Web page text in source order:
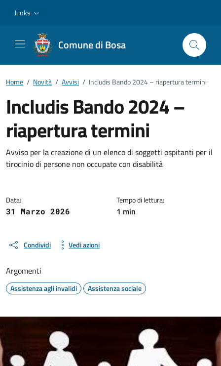
Links
Comune di Bosa
Home / Novità / Avvisi / Includis Bando 2024 – riapertura termini
Includis Bando 2024 –
riapertura termini
Dettagli della notizia
Avviso per la creazione di un elenco di soggetti ospitanti per il
tirocinio di persone non occupate con disabilità
Data:
31 Marzo 2026
Tempo di lettura:
1 min
Condividi Vedi azioni
Argomenti
Assistenza agli invalidi Assistenza sociale